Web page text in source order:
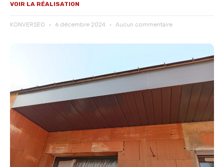
VOIR LA RÉALISATION
KONVERSEO 6 décembre 2024 Aucun commentaire